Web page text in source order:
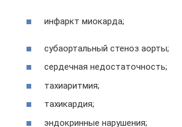
инфаркт миокарда;
субаортальный стеноз аорты;
сердечная недостаточность;
тахиаритмия;
тахикардия;
эндокринные нарушения;